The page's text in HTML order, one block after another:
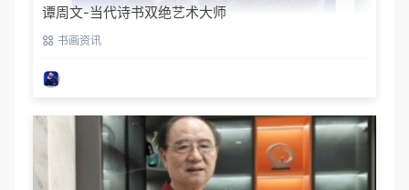
谭周文-当代诗书双绝艺术大师
书画资讯